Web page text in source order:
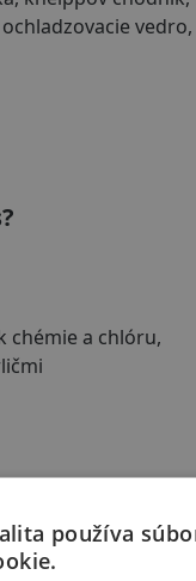
vedro,
chémie a chlóru,
dreva
používa